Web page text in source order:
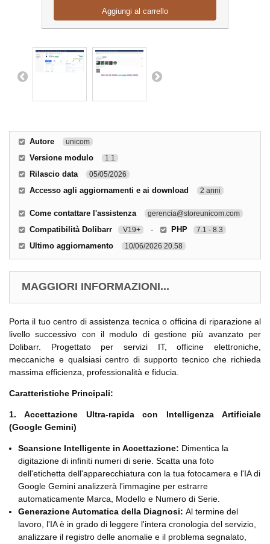
Aggiungi al carrello
Autore unicom
Versione modulo 1.1
Rilascio data 05/05/2026
Accesso agli aggiornamenti e ai download 2 anni
Come contattare l'assistenza gerencia@storeunicom.com
Compatibilità Dolibarr V19+ - PHP 7.1 - 8.3
Ultimo aggiornamento 10/06/2026 20.58
MAGGIORI INFORMAZIONI...
Porta il tuo centro di assistenza tecnica o officina di riparazione al
livello successivo con il modulo di gestione più avanzato per
Dolibarr. Progettato per servizi IT, officine elettroniche,
meccaniche e qualsiasi centro di supporto tecnico che richieda
massima efficienza, professionalità e fiducia.
Caratteristiche Principali:
1. Accettazione Ultra-rapida con Intelligenza Artificiale
(Google Gemini)
Scansione Intelligente in Accettazione: Dimentica la
digitazione di infiniti numeri di serie. Scatta una foto
dell'etichetta dell'apparecchiatura con la tua fotocamera e l'IA di
Google Gemini analizzerà l'immagine per estrarre
automaticamente Marca, Modello e Numero di Serie.
Generazione Automatica della Diagnosi: Al termine del
lavoro, l'IA è in grado di leggere l'intera cronologia del servizio,
analizzare il registro delle anomalie e il problema segnalato,